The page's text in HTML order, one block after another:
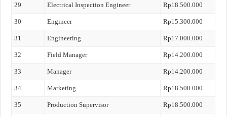
29 Electrical Inspection Engineer Rp18.500.000
30 Engineer Rp15.300.000
31 Engineering Rp17.000.000
32 Field Manager Rp14.200.000
33 Manager Rp14.200.000
34 Marketing Rp18.500.000
35 Production Supervisor Rp18.500.000